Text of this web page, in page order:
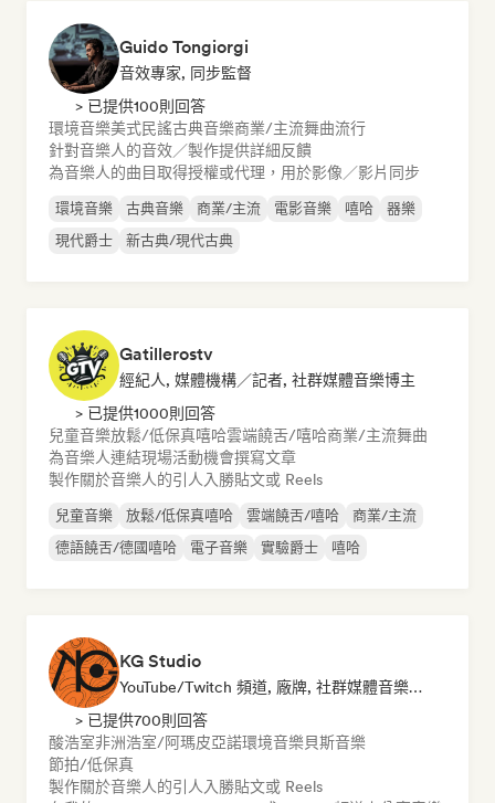
Guido Tongiorgi
音效專家, 同步監督
> 已提供100則回答
環境音樂美式民謠古典音樂商業/主流舞曲流行
針對音樂人的音效／製作提供詳細反饋
為音樂人的曲目取得授權或代理，用於影像／影片同步
環境音樂 古典音樂 商業/主流 電影音樂 嘻哈
器樂
現代爵士
新古典/現代古典
Gatillerostv
經紀人, 媒體機構／記者, 社群媒體音樂博主
> 已提供1000則回答
兒童音樂放鬆/低保真嘻哈雲端饒舌/嘻哈商業/主流舞曲
為音樂人連結現場活動機會撰寫文章
製作關於音樂人的引人入勝貼文或 Reels
兒童音樂 放鬆/低保真嘻哈 雲端饒舌/嘻哈
商業/主流
德語饒舌/德國嘻哈
電子音樂 實驗爵士 嘻哈
KG Studio
YouTube/Twitch 頻道, 廠牌, 社群媒體音樂博主
> 已提供700則回答
酸浩室非洲浩室/阿瑪皮亞諾環境音樂貝斯音樂
節拍/低保真
製作關於音樂人的引人入勝貼文或 Reels